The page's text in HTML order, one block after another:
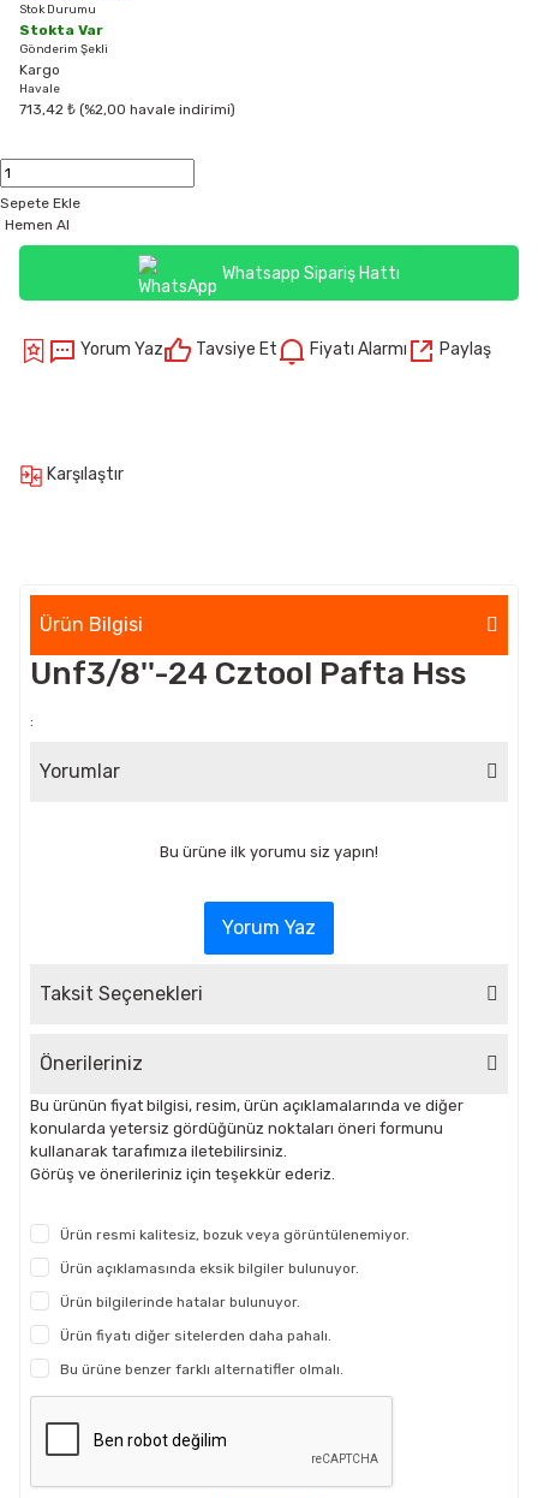
Stok Durumu
Stokta Var
Gönderim Şekli
Kargo
Havale
713,42 ₺ (%2,00 havale indirimi)
Sepete Ekle
Hemen Al
Whatsapp Sipariş Hattı
Yorum Yaz Tavsiye Et Fiyatı Alarmı Paylaş
Karşılaştır
Ürün Bilgisi
Unf3/8''-24 Cztool Pafta Hss
:
Yorumlar
Bu ürüne ilk yorumu siz yapın!
Yorum Yaz
Taksit Seçenekleri
Önerileriniz
Bu ürünün fiyat bilgisi, resim, ürün açıklamalarında ve diğer
konularda yetersiz gördüğünüz noktaları öneri formunu
kullanarak tarafımıza iletebilirsiniz.
Görüş ve önerileriniz için teşekkür ederiz.
Ürün resmi kalitesiz, bozuk veya görüntülenemiyor.
Ürün açıklamasında eksik bilgiler bulunuyor.
Ürün bilgilerinde hatalar bulunuyor.
Ürün fiyatı diğer sitelerden daha pahalı.
Bu ürüne benzer farklı alternatifler olmalı.